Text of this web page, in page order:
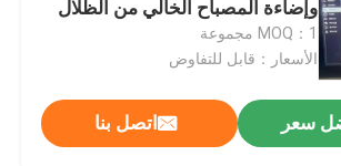
وإضاءة المصباح الخالي من الظلال
للفصل متعدد الدرجات
MOQ：1 مجموعة
الأسعار：قابل للتفاوض
سعر اتصل بنا